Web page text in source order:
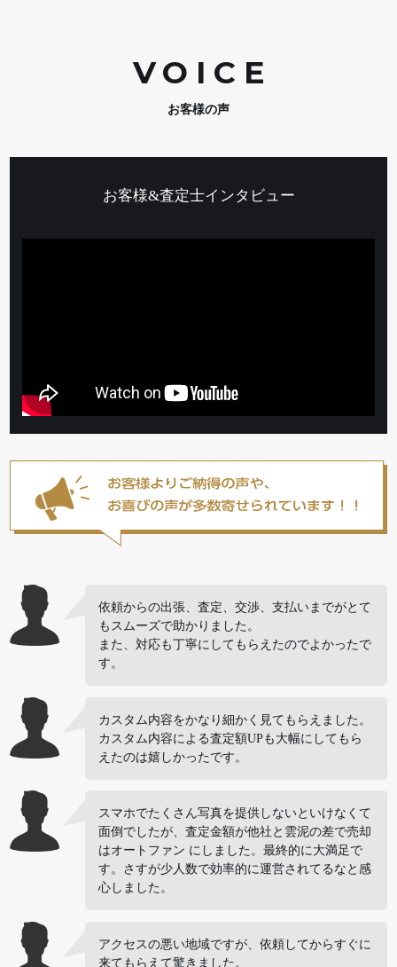
VOIC E
お客様の声
お客様&査定士インタビュー
依頼からの出張、査定、交渉、支払いまでがとて
もスムーズで助かりました。
また、対応も丁寧にしてもらえたのでよかったで
す。
カスタム内容をかなり細かく見てもらえました。
カスタム内容による査定額UPも大幅にしてもら
えたのは嬉しかったです。
スマホでたくさん写真を提供しないといけなくて
面倒でしたが、査定金額が他社と雲泥の差で売却
はオートファン にしました。最終的に大満足で
す。さすが少人数で効率的に運営されてるなと感
心しました。
アクセスの悪い地域ですが、依頼してからすぐに
来てもらえて驚きました。